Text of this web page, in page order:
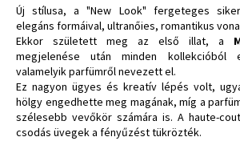
Új stílusa, a "New Look" fergeteges
elegáns formáival, ultranőies, romantikus
Ekkor született meg az első illat, a
megjelenése után minden kollekcióból
valamelyik parfümről nevezett el.
Ez nagyon ügyes és kreatív lépés volt,
hölgy engedhette meg magának, míg a
szélesebb vevőkör számára is. A haute-
csodás üvegek a fényűzést tükrözték.